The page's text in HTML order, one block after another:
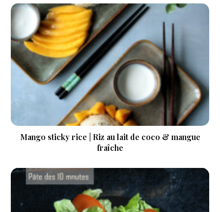
Mango sticky rice | Riz au lait de coco & mangue
fraîche